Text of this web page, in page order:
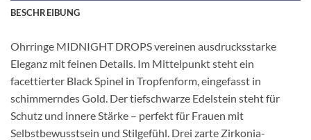
BESCHREIBUNG
Ohrringe MIDNIGHT DROPS vereinen ausdrucksstarke
Eleganz mit feinen Details. Im Mittelpunkt steht ein
facettierter Black Spinel in Tropfenform, eingefasst in
schimmerndes Gold. Der tiefschwarze Edelstein steht für
Schutz und innere Stärke – perfekt für Frauen mit
Selbstbewusstsein und Stilgefühl. Drei zarte Zirkonia-